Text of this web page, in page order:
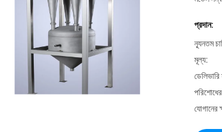
প্রদান:
ন্যূনতম
মূল্য:
যোগানের